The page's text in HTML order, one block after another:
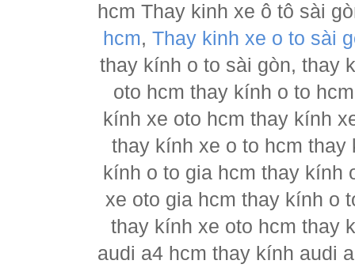
hcm Thay kinh xe ô tô sài
hcm,Thay kinh xe o to sài
thay kính o to sài gòn, thay
oto hcm thay kính o to
kính xe oto hcm thay kính
thay kính xe o to hcm
kính o to gia hcm thay kính
xe oto gia hcm thay kính o
thay kính xe oto hcm thay
audi a4 hcm thay kính audi